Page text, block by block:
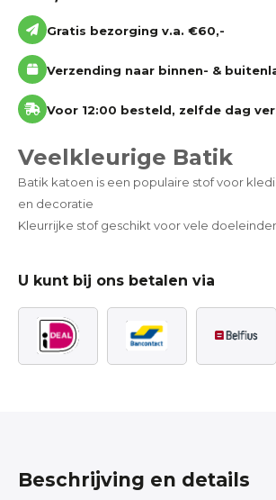
Gratis bezorging v.a. €60,-
Verzending naar binnen- &
Voor 12:00 besteld, zelfde dag
Veelkleurige Batik
Batik katoen is een populaire stof voor
en decoratie
Kleurrijke stof geschikt voor vele
U kunt bij ons betalen via
Beschrijving en details